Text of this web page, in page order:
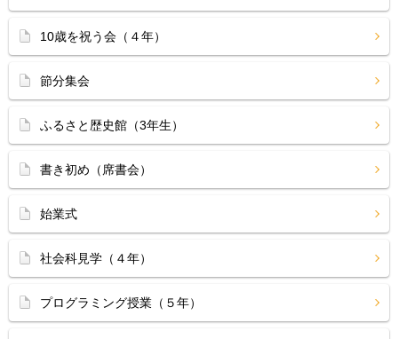
10歳を祝う会（４年）
節分集会
ふるさと歴史館（3年生）
書き初め（席書会）
始業式
社会科見学（４年）
プログラミング授業（５年）